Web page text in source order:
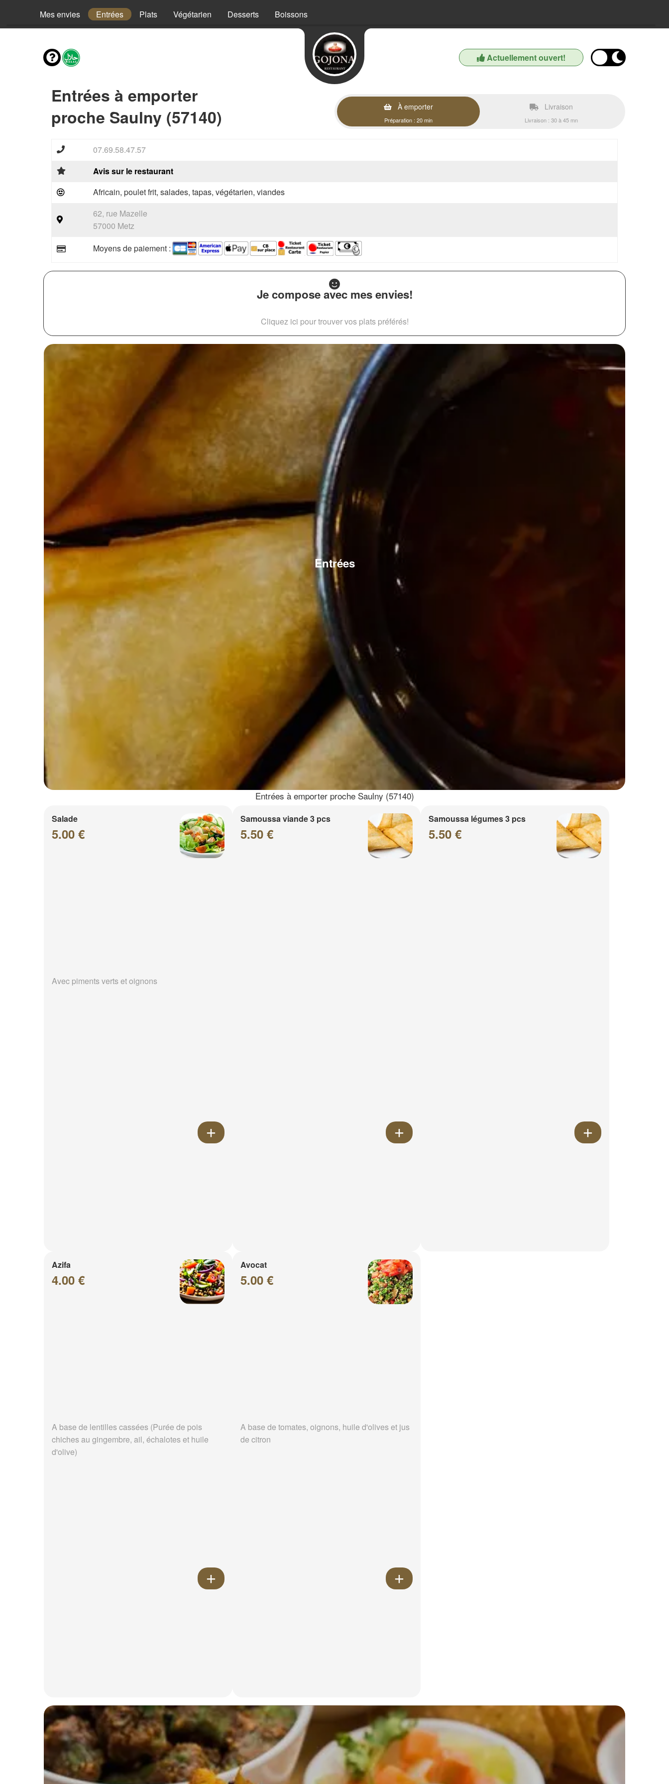
Mes envies Entrées Plats Végétarien Desserts Boissons
Actuellement ouvert!
Entrées à emporter
proche Saulny (57140)
À emporter
Préparation : 20 min
Livraison
Livraison : 30 à 45 mn
07.69.58.47.57
Avis sur le restaurant
Africain, poulet frit, salades, tapas, végétarien, viandes
62, rue Mazelle
57000 Metz
Moyens de paiement :
Je compose avec mes envies!
Cliquez ici pour trouver vos plats préférés!
Entrées
Entrées à emporter proche Saulny (57140)
Salade
5.00 €
Avec piments verts et oignons
Samoussa viande 3 pcs
5.50 €
Samoussa légumes 3 pcs
5.50 €
Azifa
4.00 €
A base de lentilles cassées (Purée de pois
chiches au gingembre, ail, échalotes et huile
d'olive)
Avocat
5.00 €
A base de tomates, oignons, huile d'olives et jus
de citron